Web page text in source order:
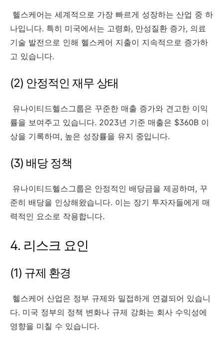
헬스케어는 세계적으로 가장 빠르게 성장하는 산업 중 하
나입니다. 특히 미국에서는 고령화, 만성질환 증가, 의료
기술 발전으로 인해 헬스케어 지출이 지속적으로 증가하
고 있습니다.
(2) 안정적인 재무 상태
유나이티드헬스그룹은 꾸준한 매출 증가와 견고한 이익
률을 보여주고 있습니다. 2023년 기준 매출은 $360B 이
상을 기록하며, 높은 성장률을 유지 중입니다.
(3) 배당 정책
유나이티드헬스그룹은 안정적인 배당금을 제공하며, 꾸
준히 배당을 인상해왔습니다. 이는 장기 투자자들에게 매
력적인 요소로 작용합니다.
4. 리스크 요인
(1) 규제 환경
헬스케어 산업은 정부 규제와 밀접하게 연결되어 있습니
다. 미국 정부의 정책 변화나 규제 강화는 회사 수익성에
영향을 미칠 수 있습니다.